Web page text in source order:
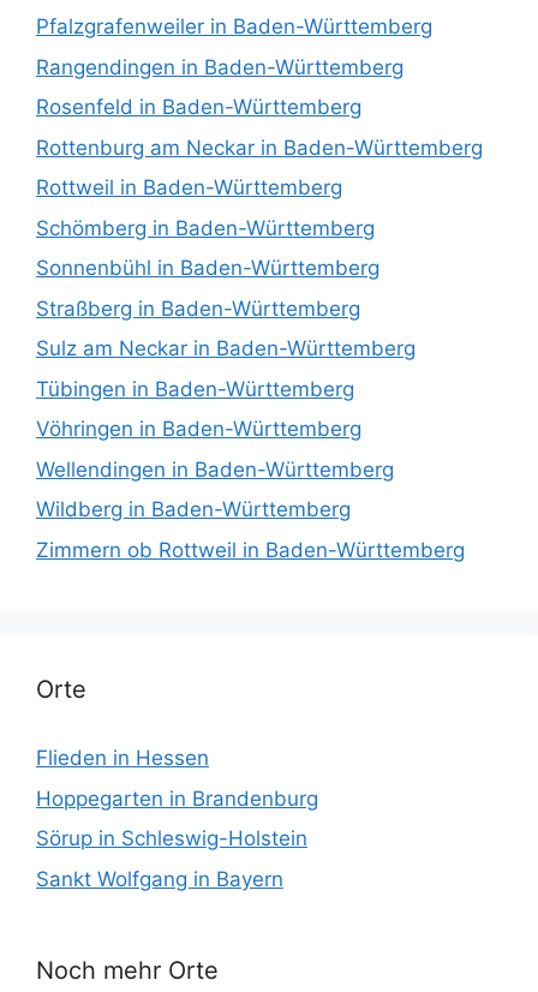
Pfalzgrafenweiler in Baden-Württemberg
Rangendingen in Baden-Württemberg
Rosenfeld in Baden-Württemberg
Rottenburg am Neckar in Baden-Württemberg
Rottweil in Baden-Württemberg
Schömberg in Baden-Württemberg
Sonnenbühl in Baden-Württemberg
Straßberg in Baden-Württemberg
Sulz am Neckar in Baden-Württemberg
Tübingen in Baden-Württemberg
Vöhringen in Baden-Württemberg
Wellendingen in Baden-Württemberg
Wildberg in Baden-Württemberg
Zimmern ob Rottweil in Baden-Württemberg
Orte
Flieden in Hessen
Hoppegarten in Brandenburg
Sörup in Schleswig-Holstein
Sankt Wolfgang in Bayern
Noch mehr Orte